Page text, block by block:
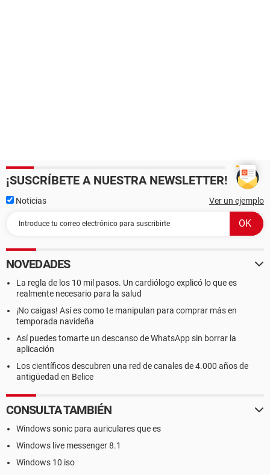
¡SUSCRÍBETE A NUESTRA NEWSLETTER!
Noticias Ver un ejemplo
NOVEDADES
La regla de los 10 mil pasos. Un cardiólogo explicó lo que es
realmente necesario para la salud
¡No caigas! Así es como te manipulan para comprar más en
temporada navideña
Así puedes tomarte un descanso de WhatsApp sin borrar la
aplicación
Los científicos descubren una red de canales de 4.000 años de
antigüedad en Belice
CONSULTA TAMBIÉN
Windows sonic para auriculares que es
Windows live messenger 8.1
Windows 10 iso